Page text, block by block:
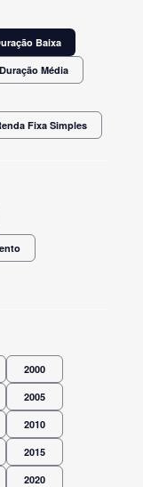
Baixa
Média
Fixa Simples
2000
2005
2010
2015
2020